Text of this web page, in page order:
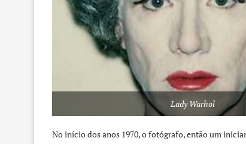
Lady Warhol
No início dos anos 1970, o fotógrafo, então um